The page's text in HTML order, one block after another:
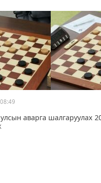
аварга шалгаруулах